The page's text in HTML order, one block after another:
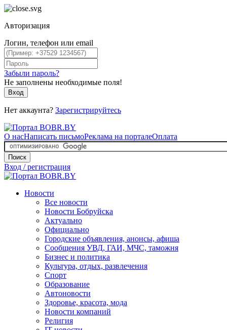
Авторизация
Логин, телефон или email
Забыли пароль?
Не заполнены необходимые поля!
Вход
Нет аккаунта? Зарегистрируйтесь
О насНаписать письмоРеклама на порталеОплата
Поиск
Вход / регистрация
Новости
Все новости
Новости Бобруйска
Актуально
Официально
Городские объявления, анонсы, афиша
Сообщения УВД, ГАИ, МЧС, таможня
Бизнес и политика
Культура, отдых, развлечения
Спорт
Образование
Автоновости
Здоровье, красота, мода
Новости компаний
Религия